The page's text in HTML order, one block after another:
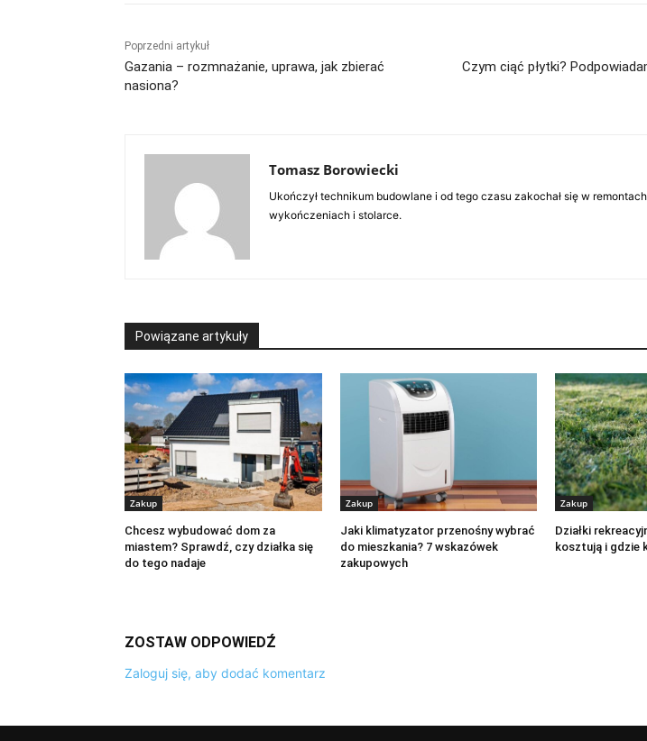
Poprzedni artykuł
Gazania – rozmnażanie, uprawa, jak zbierać
nasiona?
Czym ciąć płytki?
Tomasz Borowiecki
Ukończył technikum budowlane i od tego czasu zakochał się w
wykończeniach i stolarce.
Powiązane artykuły
Zakup
Chcesz wybudować dom za
miastem? Sprawdź, czy działka się
do tego nadaje
Zakup
Jaki klimatyzator przenośny wybrać
do mieszkania? 7 wskazówek
zakupowych
Zakup
Działki
kosztują i gdzie
ZOSTAW ODPOWIEDŹ
Zaloguj się, aby dodać komentarz